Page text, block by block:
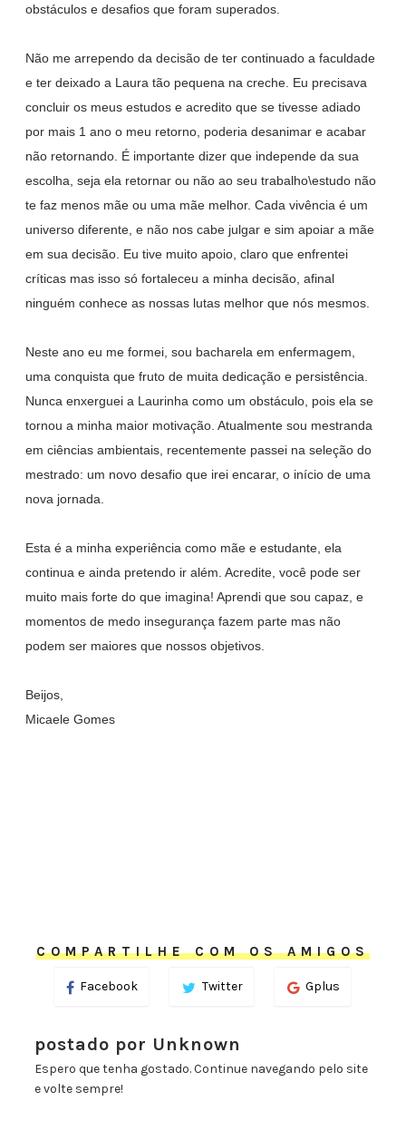
obstáculos e desafios que foram superados.
Não me arrependo da decisão de ter continuado a faculdade
e ter deixado a Laura tão pequena na creche. Eu precisava
concluir os meus estudos e acredito que se tivesse adiado
por mais 1 ano o meu retorno, poderia desanimar e acabar
não retornando. É importante dizer que independe da sua
escolha, seja ela retornar ou não ao seu trabalho\estudo não
te faz menos mãe ou uma mãe melhor. Cada vivência é um
universo diferente, e não nos cabe julgar e sim apoiar a mãe
em sua decisão. Eu tive muito apoio, claro que enfrentei
críticas mas isso só fortaleceu a minha decisão, afinal
ninguém conhece as nossas lutas melhor que nós mesmos.
Neste ano eu me formei, sou bacharela em enfermagem,
uma conquista que fruto de muita dedicação e persistência.
Nunca enxerguei a Laurinha como um obstáculo, pois ela se
tornou a minha maior motivação. Atualmente sou mestranda
em ciências ambientais, recentemente passei na seleção do
mestrado: um novo desafio que irei encarar, o início de uma
nova jornada.
Esta é a minha experiência como mãe e estudante, ela
continua e ainda pretendo ir além. Acredite, você pode ser
muito mais forte do que imagina! Aprendi que sou capaz, e
momentos de medo insegurança fazem parte mas não
podem ser maiores que nossos objetivos.
Beijos,
Micaele Gomes
COMPARTILHE COM OS AMIGOS
Facebook Twitter Gplus
postado por Unknown
Espero que tenha gostado. Continue navegando pelo site
e volte sempre!